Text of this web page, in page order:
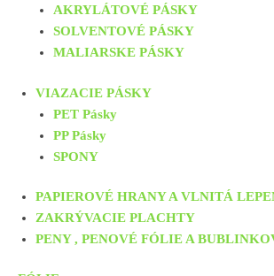
AKRYLÁTOVÉ PÁSKY
SOLVENTOVÉ PÁSKY
MALIARSKE PÁSKY
VIAZACIE PÁSKY
PET Pásky
PP Pásky
SPONY
PAPIEROVÉ HRANY A VLNITÁ
ZAKRÝVACIE PLACHTY
PENY , PENOVÉ FÓLIE A